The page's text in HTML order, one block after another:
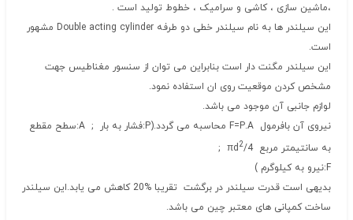
،ماشین سازی ، کاشی و سرامیک ، خطوط تولید است .
این سیلندر ها به نام سیلندر خطی دو طرفه Double acting cylinder مشهور
است.
این سیلندر مگنت دار است بنابراین می توان از سنسور مغناطیس جهت
مشخص کردن موقعیت روی ان استفاده نمود.
لوازم جانبی آن موجود می باشد.
نیروی آن بافرمول F=P.A محاسبه می گردد.(P:فشار به بار ; A:سطح مقطع
به سانتیمتر مربع 4/πd
2
;
F:نیرو به کیلوگرم )
بدیهی است قدرت سیلندر در برگشت تقریبا %20 کاهش می یابد.این سیلندر
ساخت کمپانی های معتبر چین می باشد.